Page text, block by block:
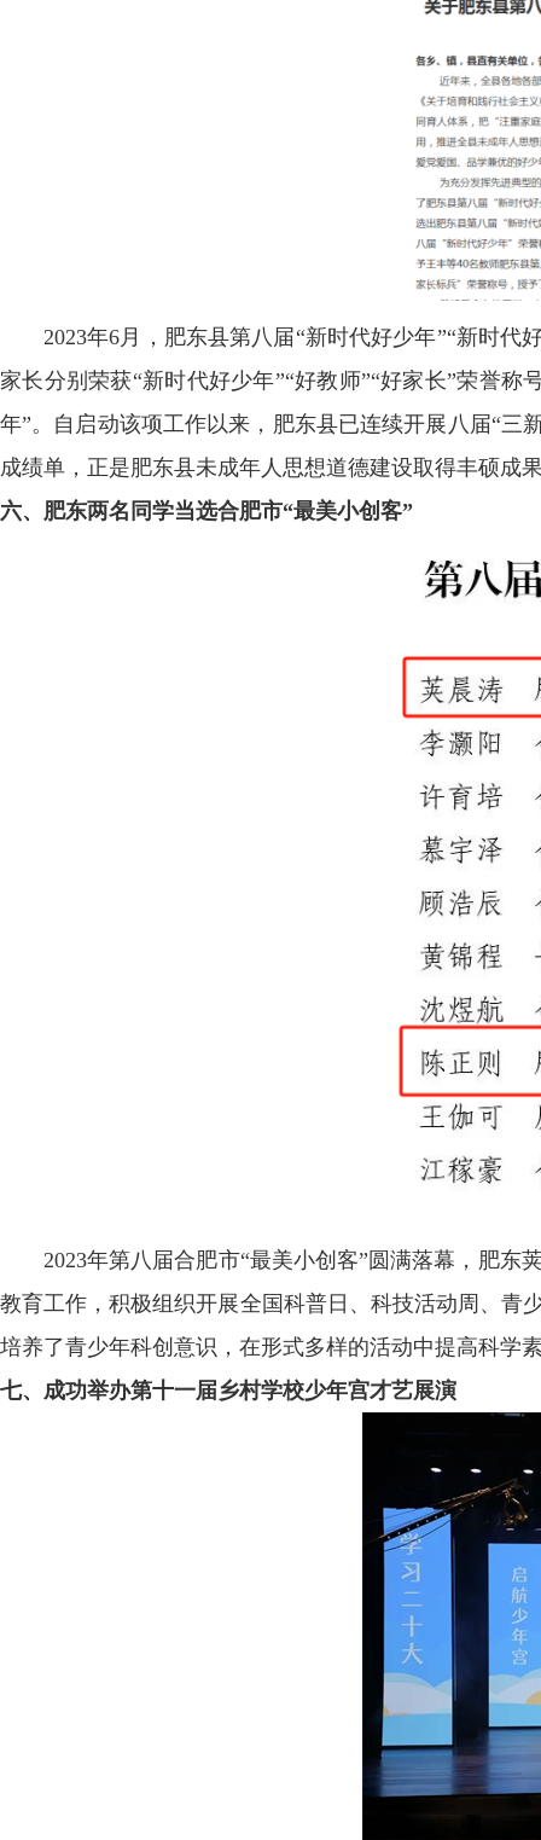
2023年6月，肥东县第八届“新时代好少年”“新时
家长分别荣获“新时代好少年”“好教师”“好家长”荣誉
年”。自启动该项工作以来，肥东县已连续开展八届“三
成绩单，正是肥东县未成年人思想道德建设取得丰硕成
六、肥东两名同学当选合肥市“最美小创客”
2023年第八届合肥市“最美小创客”圆满落幕，肥
教育工作，积极组织开展全国科普日、科技活动周、青
培养了青少年科创意识，在形式多样的活动中提高科学
七、成功举办第十一届乡村学校少年宫才艺展演